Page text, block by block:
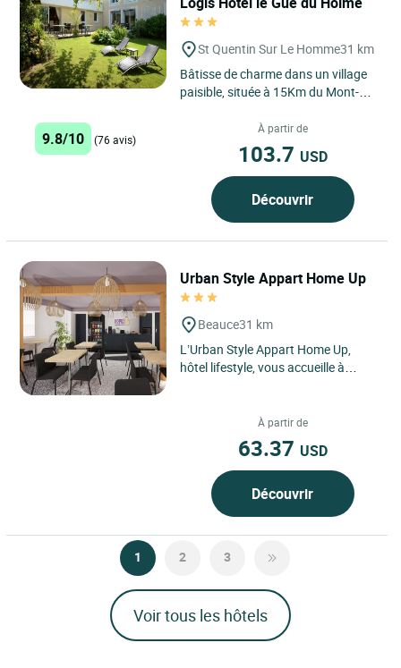
St Quentin Sur Le Homme31 km
Bâtisse de charme dans un village
paisible, située à 15Km du Mont-
et cuisine soignée...
9.8/10 (76 avis)
À partir de
103.7 USD
Découvrir
Urban Style Appart Home Up
Beauce31 km
L’Urban Style Appart Home Up,
hôtel lifestyle, vous accueille à
À partir de
63.37 USD
Découvrir
1 2 3
Voir tous les hôtels